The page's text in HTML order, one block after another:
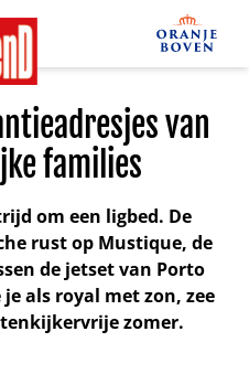
van
families
om een ligbed. De
rust op Mustique, de
de jetset van Porto
als royal met zon, zee
zomer.